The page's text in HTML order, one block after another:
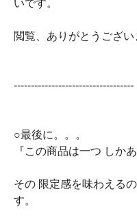
いです。
閲覧、ありがとうござい
-----------------------------------
○最後に。。。
『この商品は一つ しか
その 限定感を味わえる
す。